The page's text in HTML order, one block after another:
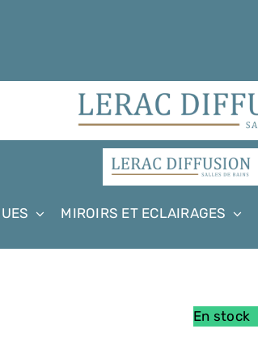
MIROIRS ET ECLAIRAGES
En stock